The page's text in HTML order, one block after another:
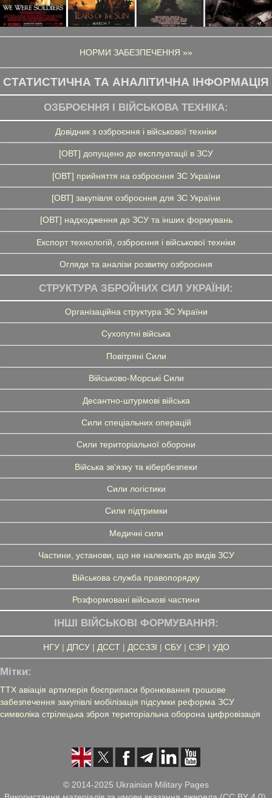
НОРМИ ЗАБЕЗПЕЧЕННЯ »»
СТАТИСТИЧНА ТА АНАЛІТИЧНА ІНФОРМАЦІЯ
ОЗБРОЄННЯ І ВІЙСЬКОВА ТЕХНІКА:
Довідник з озброєння і військової техніки
[ОВТ] допущено до експлуатації в ЗСУ
[ОВТ] прийняття на озброєння ЗС України
[ОВТ] закупівля озброєння для ЗС України
[ОВТ] надходження до ЗСУ та інших формувань
Експорт технологій, озброєння і військової техніки
Огляди та аналізи розвитку озброєння
СТРУКТУРА ЗБРОЙНИХ СИЛ УКРАЇНИ:
Організаційна структура ЗС України
Сухопутні війська
Повітряні Сили
Військово-Морські Сили
Десантно-штурмові війська
Сили спеціальних операцій
Сили територіальної оборони
Війська зв'язку та кібербезпеки
Сили логістики
Сили підтримки
Медичні сили
Частини, установи, що не належать до видів ЗСУ
Військова служба правопорядку
Розформовані військові частини
ІНШІ ВІЙСЬКОВІ ФОРМУВАННЯ:
НГУ| ДПСУ| ДССТ| ДССЗЗІ | СБУ| СЗР| УДО
Мітки:
ТТХ авіація артилерія боєприпаси бронювання грошове
забезпечення закупівлі мобілізація підсумки реформа ЗСУ
символіка стрілецька зброя територіальна оборона цифровізація
© 2014-2025 Ukrainian Military Pages